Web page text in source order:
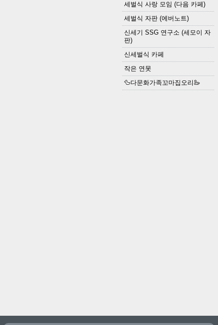
세벌식 사랑 모임 (다음 카페)
세벌식 자판 (에버노트)
신세기 SSG 연구소 (세모이 자
판)
신세벌식 카페
작은 연못
🦆다문화가족꼬마집오리🦢